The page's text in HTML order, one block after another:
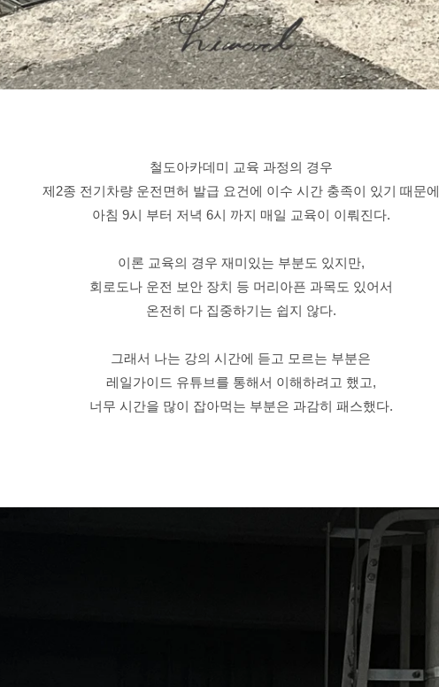
철도아카데미 교육 과정의 경우
제2종 전기차량 운전면허 발급 요건에 이수 시간 충족이 있기 때문에
아침 9시 부터 저녁 6시 까지 매일 교육이 이뤄진다.
이론 교육의 경우 재미있는 부분도 있지만,
회로도나 운전 보안 장치 등 머리아픈 과목도 있어서
온전히 다 집중하기는 쉽지 않다.
그래서 나는 강의 시간에 듣고 모르는 부분은
레일가이드 유튜브를 통해서 이해하려고 했고,
너무 시간을 많이 잡아먹는 부분은 과감히 패스했다.